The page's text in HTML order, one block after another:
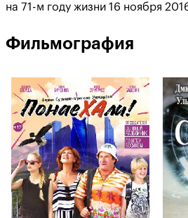
на 71-м году жизни 16 ноября
Фильмография